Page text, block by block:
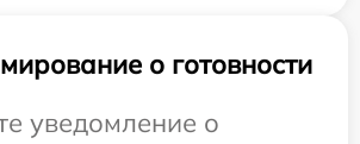
о готовности
уведомление о